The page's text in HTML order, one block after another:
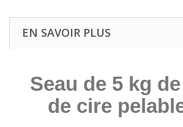
EN SAVOIR PLUS
Seau de 5 kg
de cire